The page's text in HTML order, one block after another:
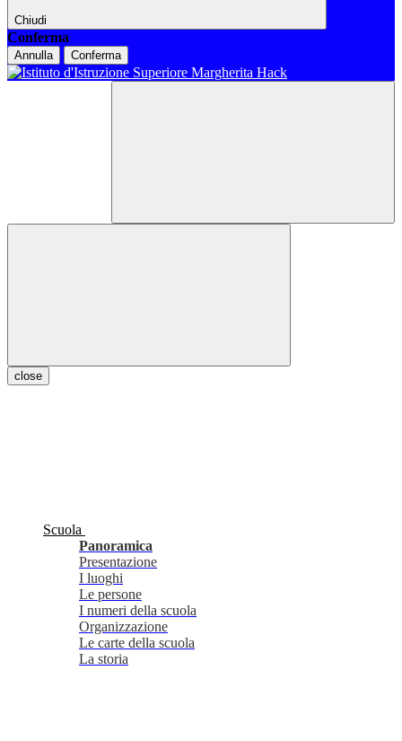
Chiudi
Conferma
Annulla Conferma
close
Scuola
Panoramica
Presentazione
I luoghi
Le persone
I numeri della scuola
Organizzazione
Le carte della scuola
La storia